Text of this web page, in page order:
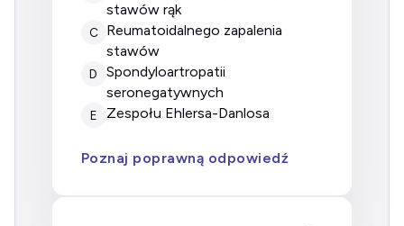
stawów rąk
C
reumatoidalnego zapalenia
stawów
D
spondyloartropatii
seronegatywnych
E zespołu Ehlersa-Danlosa
Poznaj poprawną odpowiedź